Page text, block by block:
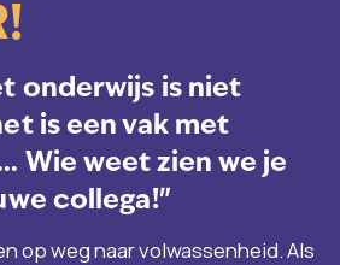
onderwijs is niet
is een vak met
Wie weet zien we je
collega!"
op weg naar volwassenheid. Als